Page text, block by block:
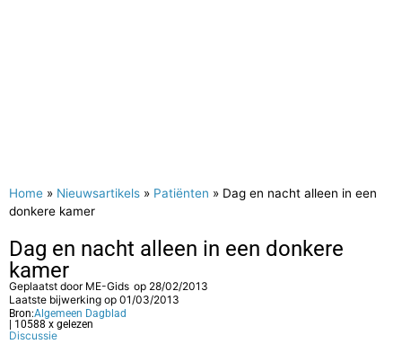
Home » Nieuwsartikels » Patiënten » Dag en nacht alleen in een
donkere kamer
Dag en nacht alleen in een donkere
kamer
Geplaatst door ME-Gids op 28/02/2013
Laatste bijwerking op 01/03/2013
Bron:Algemeen Dagblad
| 10588 x gelezen
Discussie